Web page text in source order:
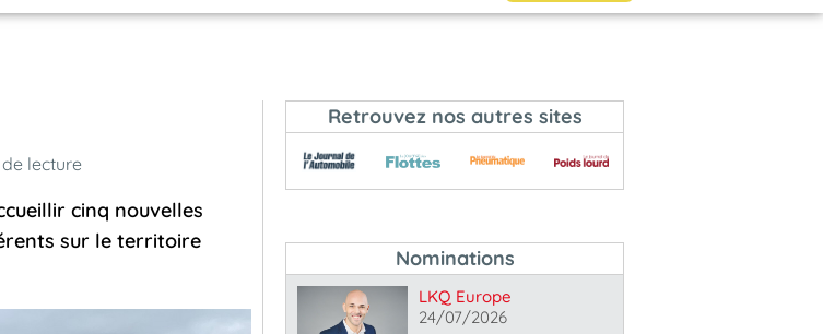
lecture
cinq nouvelles
sur le territoire
Retrouvez nos autres sites
Nominations
LKQ Europe
24/07/2026